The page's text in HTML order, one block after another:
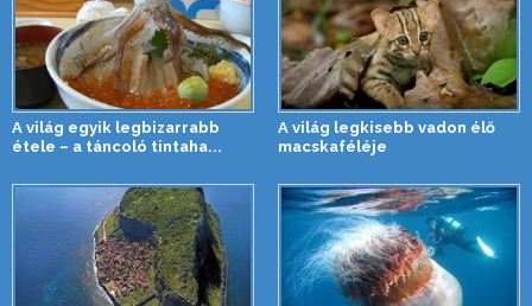
A világ egyik legbizarrabb
étele – a táncoló tintaha...
A világ legkisebb vadon élő
macskaféléje